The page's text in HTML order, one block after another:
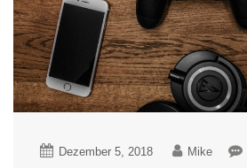
Dezember 5, 2018 Mike